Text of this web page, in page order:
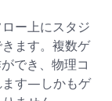
ー上にスタジ
ます。複数ゲ
でき、物理コ
ます—しかもゲ